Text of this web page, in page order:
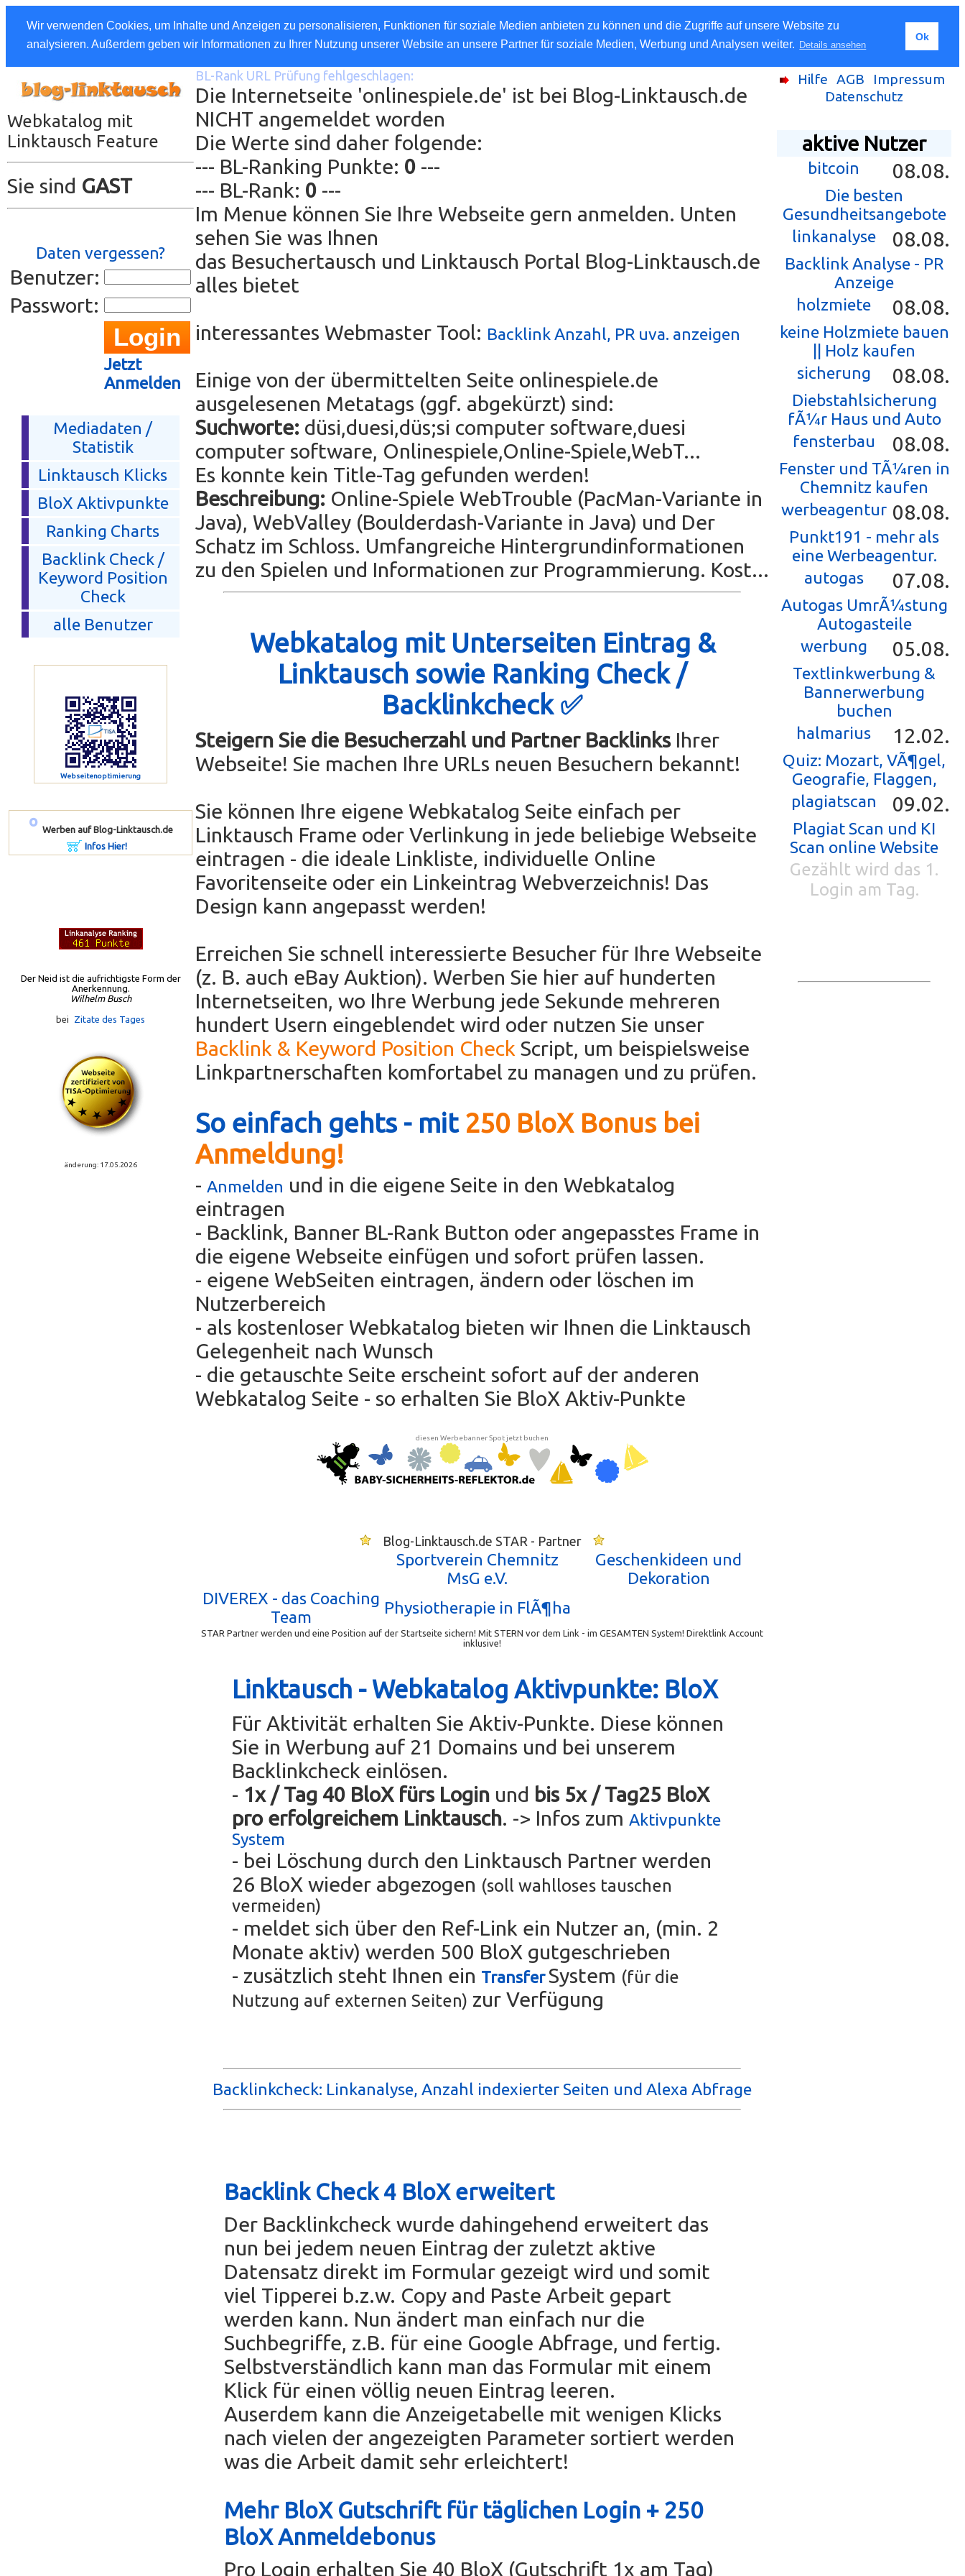
Wir verwenden Cookies, um Inhalte und Anzeigen zu personalisieren, Funktionen für soziale Medien anbieten zu können und die Zugriffe auf unsere Website zu
analysieren. Außerdem geben wir Informationen zu Ihrer Nutzung unserer Website an unsere Partner für soziale Medien, Werbung und Analysen weiter. Details ansehen
Ok
Webkatalog mit
Linktausch Feature
Sie sind GAST
Daten vergessen?
Benutzer:
Passwort:
Jetzt
Anmelden
Mediadaten /
Statistik
Linktausch Klicks
BloX Aktivpunkte
Ranking Charts
Backlink Check /
Keyword Position
Check
alle Benutzer
Webseitenoptimierung
º Werben auf Blog-Linktausch.de
Infos Hier!
Der Neid ist die aufrichtigste Form der
Anerkennung.
Wilhelm Busch
bei Zitate des Tages
änderung: 17.05.2026
BL-Rank URL Prüfung fehlgeschlagen:
Die Internetseite 'onlinespiele.de' ist bei Blog-Linktausch.de
NICHT angemeldet worden
Die Werte sind daher folgende:
--- BL-Ranking Punkte: 0 ---
--- BL-Rank: 0 ---
Im Menue können Sie Ihre Webseite gern anmelden. Unten
sehen Sie was Ihnen
das Besuchertausch und Linktausch Portal Blog-Linktausch.de
alles bietet
interessantes Webmaster Tool: Backlink Anzahl, PR uva. anzeigen
Einige von der übermittelten Seite onlinespiele.de
ausgelesenen Metatags (ggf. abgekürzt) sind:
Suchworte: düsi,duesi,düs;si computer software,duesi
computer software, Onlinespiele,Online-Spiele,WebT...
Es konnte kein Title-Tag gefunden werden!
Beschreibung: Online-Spiele WebTrouble (PacMan-Variante in
Java), WebValley (Boulderdash-Variante in Java) und Der
Schatz im Schloss. Umfangreiche Hintergrundinformationen
zu den Spielen und Informationen zur Programmierung. Kost...
Webkatalog mit Unterseiten Eintrag &
Linktausch sowie Ranking Check /
Backlinkcheck ✅
Steigern Sie die Besucherzahl und Partner BacklinksIhrer
Webseite! Sie machen Ihre URLs neuen Besuchern bekannt!
Sie können Ihre eigene Webkatalog Seite einfach per
Linktausch Frame oder Verlinkung in jede beliebige Webseite
eintragen - die ideale Linkliste, individuelle Online
Favoritenseite oder ein Linkeintrag Webverzeichnis! Das
Design kann angepasst werden!
Erreichen Sie schnell interessierte Besucher für Ihre Webseite
(z. B. auch eBay Auktion). Werben Sie hier auf hunderten
Internetseiten, wo Ihre Werbung jede Sekunde mehreren
hundert Usern eingeblendet wird oder nutzen Sie unser
Backlink & Keyword Position Check Script, um beispielsweise
Linkpartnerschaften komfortabel zu managen und zu prüfen.
So einfach gehts - mit 250 BloX Bonus bei
Anmeldung!
- Anmelden und in die eigene Seite in den Webkatalog
eintragen
- Backlink, Banner BL-Rank Button oder angepasstes Frame in
die eigene Webseite einfügen und sofort prüfen lassen.
- eigene WebSeiten eintragen, ändern oder löschen im
Nutzerbereich
- als kostenloser Webkatalog bieten wir Ihnen die Linktausch
Gelegenheit nach Wunsch
- die getauschte Seite erscheint sofort auf der anderen
Webkatalog Seite - so erhalten Sie BloX Aktiv-Punkte
diesen Werbebanner Spot jetzt buchen
Blog-Linktausch.de STAR - Partner
Sportverein Chemnitz
MsG e.V.
Geschenkideen und
Dekoration
DIVEREX - das Coaching
Team
Physiotherapie in FlÃ¶ha
STAR Partner werden und eine Position auf der Startseite sichern! Mit STERN vor dem Link - im GESAMTEN System! Direktlink Account
inklusive!
Linktausch - Webkatalog Aktivpunkte: BloX
Für Aktivität erhalten Sie Aktiv-Punkte. Diese können
Sie in Werbung auf 21 Domains und bei unserem
Backlinkcheck einlösen.
- 1x / Tag 40 BloX fürs Login und bis 5x / Tag25 BloX
pro erfolgreichem Linktausch. -> Infos zum Aktivpunkte
System
- bei Löschung durch den Linktausch Partner werden
26 BloX wieder abgezogen (soll wahlloses tauschen
vermeiden)
- meldet sich über den Ref-Link ein Nutzer an, (min. 2
Monate aktiv) werden 500 BloX gutgeschrieben
- zusätzlich steht Ihnen ein Transfer System (für die
Nutzung auf externen Seiten) zur Verfügung
Backlinkcheck: Linkanalyse, Anzahl indexierter Seiten und Alexa Abfrage
Backlink Check 4 BloX erweitert
Der Backlinkcheck wurde dahingehend erweitert das
nun bei jedem neuen Eintrag der zuletzt aktive
Datensatz direkt im Formular gezeigt wird und somit
viel Tipperei b.z.w. Copy and Paste Arbeit gepart
werden kann. Nun ändert man einfach nur die
Suchbegriffe, z.B. für eine Google Abfrage, und fertig.
Selbstverständlich kann man das Formular mit einem
Klick für einen völlig neuen Eintrag leeren.
Auserdem kann die Anzeigetabelle mit wenigen Klicks
nach vielen der angezeigten Parameter sortiert werden
was die Arbeit damit sehr erleichtert!
Mehr BloX Gutschrift für täglichen Login + 250
BloX Anmeldebonus
Pro Login erhalten Sie 40 BloX (Gutschrift 1x am Tag)
Hilfe AGB
Impressum
Datenschutz
aktive Nutzer
bitcoin 08.08.
Die besten
Gesundheitsangebote
linkanalyse
08.08.
Backlink Analyse - PR
Anzeige
holzmiete
08.08.
keine Holzmiete bauen
|| Holz kaufen
sicherung
08.08.
Diebstahlsicherung
fÃ¼r Haus und Auto
fensterbau
08.08.
Fenster und TÃ¼ren in
Chemnitz kaufen
werbeagentur 08.08.
Punkt191 - mehr als
eine Werbeagentur.
autogas
07.08.
Autogas UmrÃ¼stung
Autogasteile
werbung
05.08.
Textlinkwerbung &
Bannerwerbung
buchen
halmarius
12.02.
Quiz: Mozart, VÃ¶gel,
Geografie, Flaggen,
plagiatscan
09.02.
Plagiat Scan und KI
Scan online Website
Gezählt wird das 1.
Login am Tag.